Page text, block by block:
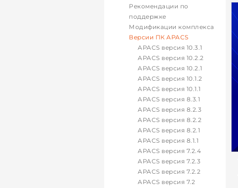
Рекомендации по
поддержке
Модификации комплекса
Версии ПК APACS
APACS версия 10.3.1
APACS версия 10.2.2
APACS версия 10.2.1
APACS версия 10.1.2
APACS версия 10.1.1
APACS версия 8.3.1
APACS версия 8.2.3
APACS версия 8.2.2
APACS версия 8.2.1
APACS версия 8.1.1
APACS версия 7.2.4
APACS версия 7.2.3
APACS версия 7.2.2
APACS версия 7.2